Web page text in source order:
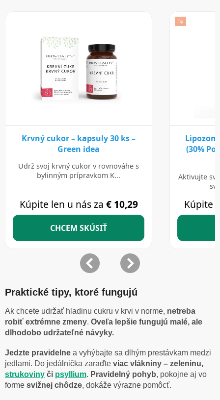
Praktické tipy, ktoré fungujú
Ak chcete udržať hladinu cukru v krvi v norme, netreba
robiť extrémne zmeny. Oveľa lepšie fungujú malé, ale
dlhodobo udržateľné návyky.
Jedzte pravidelne a vyhýbajte sa dlhým prestávkam medzi
jedlami. Do jedálnička zaraďte viac vlákniny – zeleninu,
strukoviny či psyllium. Pravidelný pohyb, pokojne aj vo
forme svižnej chôdze, dokáže výrazne pomôcť.